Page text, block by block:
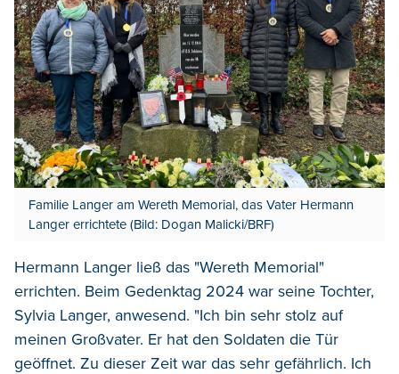
Familie Langer am Wereth Memorial, das Vater Hermann
Langer errichtete (Bild: Dogan Malicki/BRF)
Hermann Langer ließ das "Wereth Memorial"
errichten. Beim Gedenktag 2024 war seine Tochter,
Sylvia Langer, anwesend. "Ich bin sehr stolz auf
meinen Großvater. Er hat den Soldaten die Tür
geöffnet. Zu dieser Zeit war das sehr gefährlich. Ich